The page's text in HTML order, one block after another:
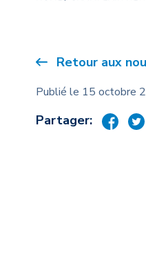
Retour aux
Publié le 15 octobre
Partager: